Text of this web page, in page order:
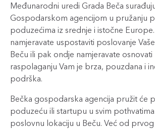
Međunarodni uredi Grada Beča
Gospodarskom agencijom u pružanju
poduzećima iz srednje i istočne
namjeravate uspostaviti poslovanje
Beču ili pak ondje namjeravate
raspolaganju Vam je brza, pouzdana i
podrška.
Bečka gospodarska agencija pružit će
poduzeću ili startupu u svim
poslovnu lokaciju u Beču. Već od